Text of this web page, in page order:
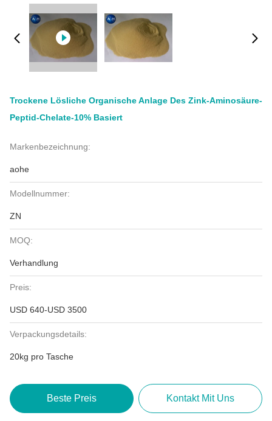
Trockene Lösliche Organische Anlage Des Zink-Aminosäure-
Peptid-Chelate-10% Basiert
Markenbezeichnung:
aohe
Modellnummer:
ZN
MOQ:
Verhandlung
Preis:
USD 640-USD 3500
Verpackungsdetails:
20kg pro Tasche
Beste Preis Kontakt Mit Uns